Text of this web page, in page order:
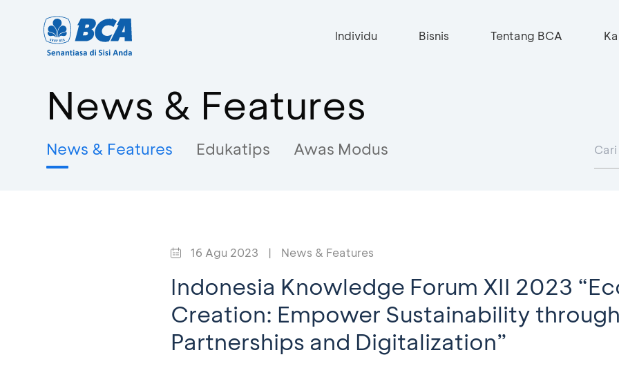
Individu Bisnis Tentang BCA
News & Features
News & Features Edukatips Awas Modus
16 Agu 2023 | News & Features
Indonesia Knowledge Forum XII 2023
Creation: Empower Sustainability
Partnerships and Digitalization”